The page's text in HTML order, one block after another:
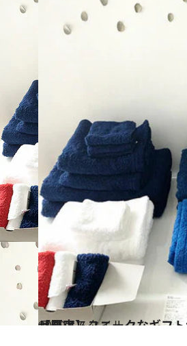
2020.1.6
【原宿】ユニークなギフトが揃うお店 ふっくらが増していくタオルをぜひ！
ライフスタイル